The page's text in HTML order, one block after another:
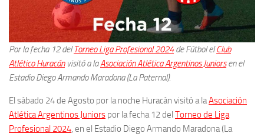
Por la fecha 12 delTorneo Liga Profesional 2024de Fútbol elClub
Atlético Huracánvisitó a laAsociación Atlética Argentinos Juniorsen el
Estadio Diego Armando Maradona (La Paternal).
El sábado 24 de Agosto por la noche Huracán visitó a laAsociación
Atlética Argentinos Juniors por la fecha 12 del Torneo de Liga
Profesional 2024, en el Estadio Diego Armando Maradona (La